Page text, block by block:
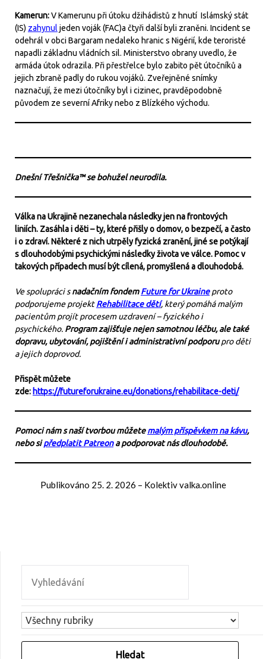
Kamerun:V Kamerunu při útoku džihádistů z hnutí Islámský stát
(IS) zahynul jeden voják (FAC)a čtyři další byli zraněni. Incident se
odehrál v obci Bargaram nedaleko hranic s Nigérií, kde teroristé
napadli základnu vládních sil. Ministerstvo obrany uvedlo, že
armáda útok odrazila. Při přestřelce bylo zabito pět útočníků a
jejich zbraně padly do rukou vojáků. Zveřejněné snímky
naznačují, že mezi útočníky byl i cizinec, pravděpodobně
původem ze severní Afriky nebo z Blízkého východu.
Dnešní Třešnička™ se bohužel neurodila.
Válka na Ukrajině nezanechala následky jen na frontových
liniích. Zasáhla i děti – ty, které přišly o domov, o bezpečí, a často
i o zdraví. Některé z nich utrpěly fyzická zranění, jiné se potýkají
s dlouhodobými psychickými následky života ve válce. Pomoc v
takových případech musí být cílená, promyšlená a dlouhodobá.
Ve spolupráci snadačním fondemFuture for Ukraineproto
podporujeme projektRehabilitace dětí, který pomáhá malým
pacientům projít procesem uzdravení – fyzického i
psychického. Program zajišťuje nejen samotnou léčbu, ale také
dopravu, ubytování, pojištění i administrativní podporupro děti
a jejich doprovod.
Přispět můžete
zde: https://futureforukraine.eu/donations/rehabilitace-deti/
Pomoci nám s naší tvorbou můžetemalým příspěvkem na kávu,
nebo sipředplatit Patreona podporovat nás dlouhodobě.
Publikováno 25. 2. 2026 – Kolektiv valka.online